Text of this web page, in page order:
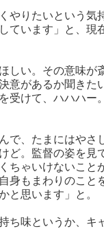
やりたいという気
ています」と、現
しい。その意味が
意があるか聞きた
受けて、ハハハー
で、たまにはやさ
ど。監督の姿を見
ちゃいけないこと
身もまわりのこと
と思います」と。
ち味というか、キ